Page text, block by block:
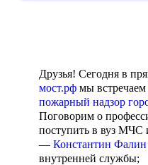
Друзья! Сегодня в
мост.рф мы встречаем
пожарный надзор
Поговорим о
поступить в вуз
— Константин Фалин
внутренней службы;